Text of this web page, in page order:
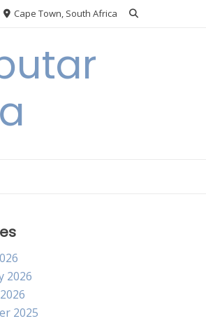
Cape Town, South Africa
2026
2025